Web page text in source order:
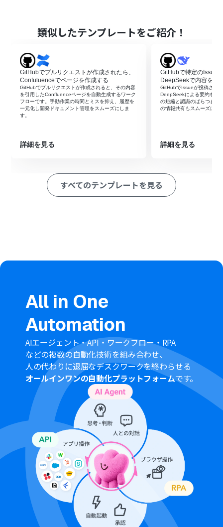
作成されたら」というアクションを設定します
次に、オペレーションでAI機能を選択し、「要約する」ア
を要約するように設定します
最後に、オペレーションでGoogle Chatの「メッセージ
を送信」アクションを設定し、要約した内容を任意のスペ
ースに送信します
※「トリガー」：フロー起動のきっかけとなるアクション、「オ
ペレーション」：トリガー起動後、フロー内で処理を行うアク
GitHubのトリガー設定では、通知対象としたいリポジト
リクエストのタイトルや本文など）を変数で指定したり、
要約の文字数などの条件を任意に設定できます
Google Chatへの通知設定では、メッセージを送信する
Google Chatとの連携はGoogle Workspaceの場合のみ
間隔を選択できます。
プランによって最短の起動間隔が異なりますので、ご注意
ください。
類似したテンプレートをご紹介！
GitHubでプルリクエストが作成されたら、
Confuluenceでページを作成する
GitHubでプルリクエストが作成されると、その内容
を引用したConfluenceページを自動生成するワーク
フローです。手動作業の時間とミスを抑え、履歴を
一元化し開発ドキュメント管理をスムーズにしま
す。
詳細を見る
GitHubで特定のIssue
DeepSeekで内容を要
GitHubでIssueが投稿され
DeepSeekによる要約をす
の短縮と認識のばらつき防
の情報共有もスムーズにな
詳細を見る
すべてのテンプレートを見る
All in One
Automation
AIエージェント・API・ワークフロー・RPA
などの複数の自動化技術を組み合わせ、
人の代わりに退屈なデスクワークを終わらせる
オールインワンの自動化プラットフォームです。